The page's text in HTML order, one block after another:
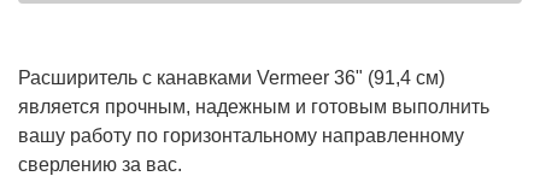
Расширитель с канавками Vermeer 36" (91,4 см)
является прочным, надежным и готовым выполнить
вашу работу по горизонтальному направленному
сверлению за вас.